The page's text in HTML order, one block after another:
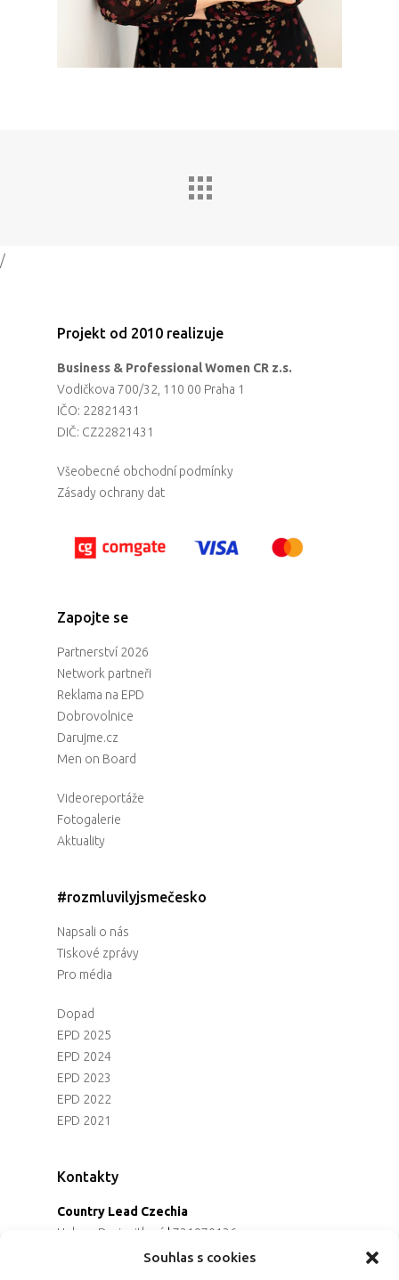
Souhlas s cookies
/
Projekt od 2010 realizuje
Business & Professional Women CR z.s.
Vodičkova 700/32, 110 00 Praha 1
IČO: 22821431
DIČ: CZ22821431
Všeobecné obchodní podmínky
Zásady ochrany dat
Zapojte se
Partnerství 2026
Network partneři
Reklama na EPD
Dobrovolnice
Darujme.cz
Men on Board
Videoreportáže
Fotogalerie
Aktuality
#rozmluvilyjsmečesko
Napsali o nás
Tiskové zprávy
Pro média
Dopad
EPD 2025
EPD 2024
EPD 2023
EPD 2022
EPD 2021
Kontakty
Country Lead Czechia
Helena Dreiseitlová | 731970136
Koordinátorka projektu